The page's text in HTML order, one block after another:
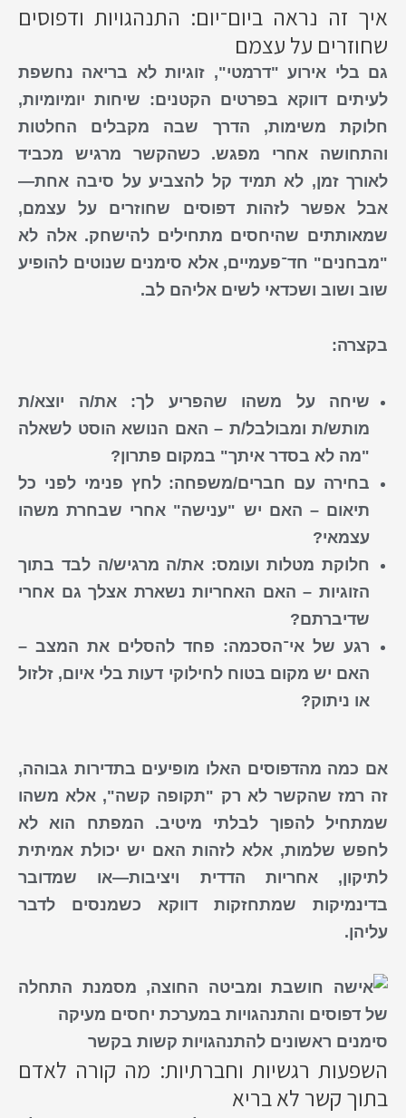
איך זה נראה ביום־יום: התנהגויות ודפוסים
שחוזרים על עצמם
גם בלי אירוע "דרמטי", זוגיות לא בריאה נחשפת
לעיתים דווקא בפרטים הקטנים: שיחות יומיומיות,
חלוקת משימות, הדרך שבה מקבלים החלטות
והתחושה אחרי מפגש. כשהקשר מרגיש מכביד
לאורך זמן, לא תמיד קל להצביע על סיבה אחת—
אבל אפשר לזהות דפוסים שחוזרים על עצמם,
שמאותתים שהיחסים מתחילים להישחק. אלה לא
"מבחנים" חד־פעמיים, אלא סימנים שנוטים להופיע
שוב ושוב ושכדאי לשים אליהם לב.
בקצרה:
שיחה על משהו שהפריע לך: את/ה יוצא/ת
מותש/ת ומבולבל/ת – האם הנושא הוסט לשאלה
"מה לא בסדר איתך" במקום פתרון?
בחירה עם חברים/משפחה: לחץ פנימי לפני כל
תיאום – האם יש "ענישה" אחרי שבחרת משהו
עצמאי?
חלוקת מטלות ועומס: את/ה מרגיש/ה לבד בתוך
הזוגיות – האם האחריות נשארת אצלך גם אחרי
שדיברתם?
רגע של אי־הסכמה: פחד להסלים את המצב –
האם יש מקום בטוח לחילוקי דעות בלי איום, זלזול
או ניתוק?
אם כמה מהדפוסים האלו מופיעים בתדירות גבוהה,
זה רמז שהקשר לא רק "תקופה קשה", אלא משהו
שמתחיל להפוך לבלתי מיטיב. המפתח הוא לא
לחפש שלמות, אלא לזהות האם יש יכולת אמיתית
לתיקון, אחריות הדדית ויציבות—או שמדובר
בדינמיקות שמתחזקות דווקא כשמנסים לדבר
עליהן.
סימנים ראשונים להתנהגויות קשות בקשר
השפעות רגשיות וחברתיות: מה קורה לאדם
בתוך קשר לא בריא